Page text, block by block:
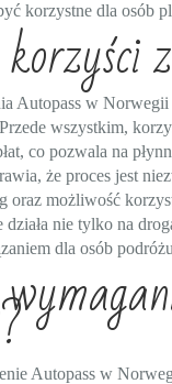
korzystne dla
Autopass w
wszystkim,
co pozwala na
że proces jest
oraz możliwość
działa nie tylko na
dla osób
Autopass w